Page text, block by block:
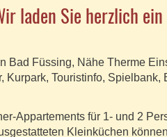
laden Sie herzlich ein
Bad Füssing, Nähe Therme
Touristinfo,
Appartements für 1- und 2
Kleinküchen